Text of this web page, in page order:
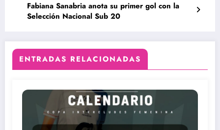
Fabiana Sanabria anota su primer gol con la
Selección Nacional Sub 20
ENTRADAS RELACIONADAS